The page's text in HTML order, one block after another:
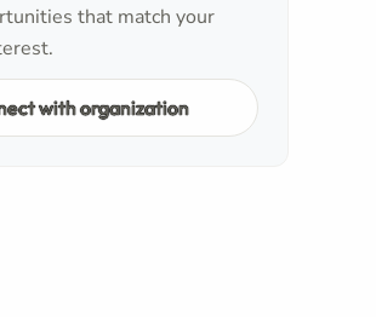
that match your
with organization